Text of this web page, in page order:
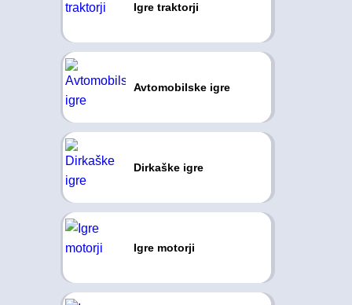
Igre traktorji
Avtomobilske igre
Dirkaške igre
Igre motorji